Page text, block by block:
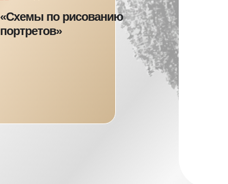
«Схемы по рисованию
портретов»